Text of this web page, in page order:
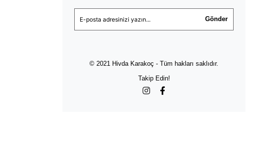
Gönder
© 2021 Hivda Karakoç - Tüm hakları saklıdır.
Takip Edin!